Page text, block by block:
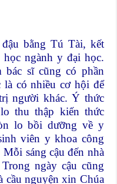
bằng Tú Tài, kết
ngành y đại học.
sĩ cũng có phần
có nhiều cơ hội để
người khác. Ý thức
thu thập kiến thức
lo bồi dưỡng về y
viên y khoa công
sáng cậu đến nhà
ngày cậu cũng
cầu nguyện xin Chúa